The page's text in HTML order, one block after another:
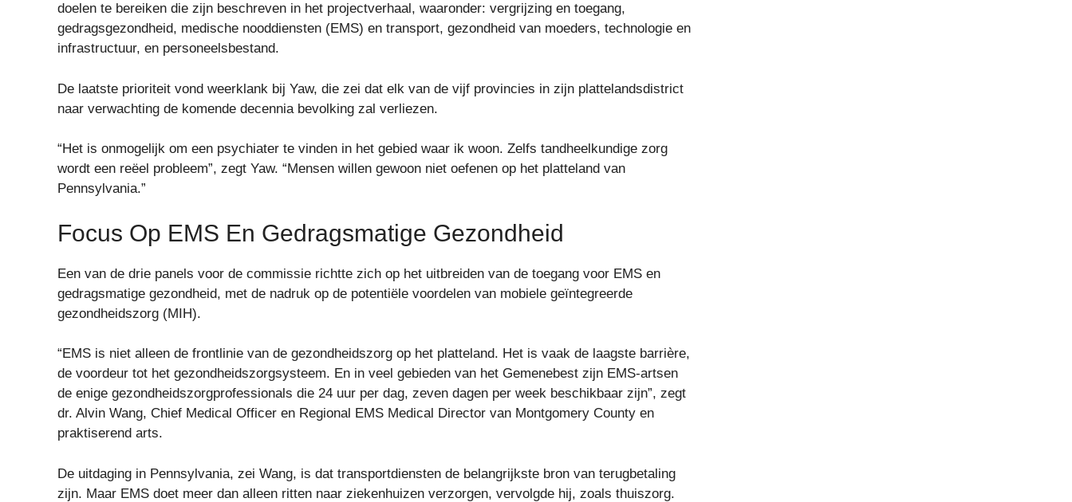
doelen te bereiken die zijn beschreven in het projectverhaal, waaronder: vergrijzing en toegang,
gedragsgezondheid, medische nooddiensten (EMS) en transport, gezondheid van moeders, technologie en
infrastructuur, en personeelsbestand.
De laatste prioriteit vond weerklank bij Yaw, die zei dat elk van de vijf provincies in zijn plattelandsdistrict
naar verwachting de komende decennia bevolking zal verliezen.
“Het is onmogelijk om een ​​psychiater te vinden in het gebied waar ik woon. Zelfs tandheelkundige zorg
wordt een reëel probleem”, zegt Yaw. “Mensen willen gewoon niet oefenen op het platteland van
Pennsylvania.”
Focus Op EMS En Gedragsmatige Gezondheid
Een van de drie panels voor de commissie richtte zich op het uitbreiden van de toegang voor EMS en
gedragsmatige gezondheid, met de nadruk op de potentiële voordelen van mobiele geïntegreerde
gezondheidszorg (MIH).
“EMS is niet alleen de frontlinie van de gezondheidszorg op het platteland. Het is vaak de laagste barrière,
de voordeur tot het gezondheidszorgsysteem. En in veel gebieden van het Gemenebest zijn EMS-artsen
de enige gezondheidszorgprofessionals die 24 uur per dag, zeven dagen per week beschikbaar zijn”, zegt
dr. Alvin Wang, Chief Medical Officer en Regional EMS Medical Director van Montgomery County en
praktiserend arts.
De uitdaging in Pennsylvania, zei Wang, is dat transportdiensten de belangrijkste bron van terugbetaling
zijn. Maar EMS doet meer dan alleen ritten naar ziekenhuizen verzorgen, vervolgde hij, zoals thuiszorg.